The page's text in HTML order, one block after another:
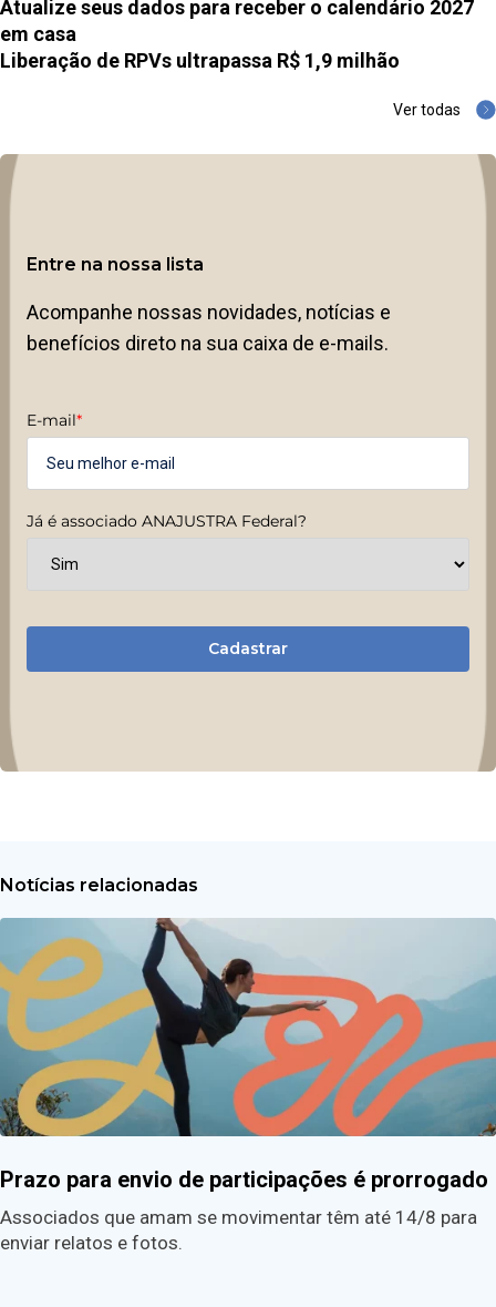
Atualize seus dados para receber o calendário 2027
em casa
Liberação de RPVs ultrapassa R$ 1,9 milhão
Ver todas
Entre na nossa lista
Acompanhe nossas novidades, notícias e
benefícios direto na sua caixa de e-mails.
E-mail*
Já é associado ANAJUSTRA Federal?
Cadastrar
Notícias relacionadas
Prazo para envio de participações é prorrogado
Associados que amam se movimentar têm até 14/8 para
enviar relatos e fotos.